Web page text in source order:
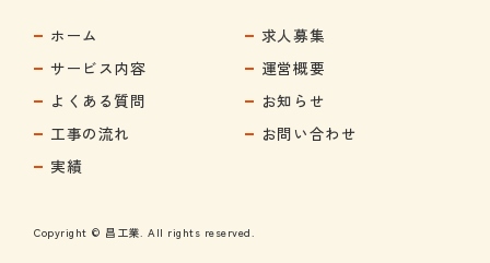
ホーム
サービス内容
よくある質問
工事の流れ
実績
求人募集
運営概要
お知らせ
お問い合わせ
Copyright © 昌工業. All rights reserved.